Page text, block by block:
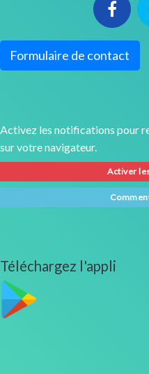
Formulaire de contact
Activez les notifications pour
sur votre navigateur.
Activer
Téléchargez l'appli